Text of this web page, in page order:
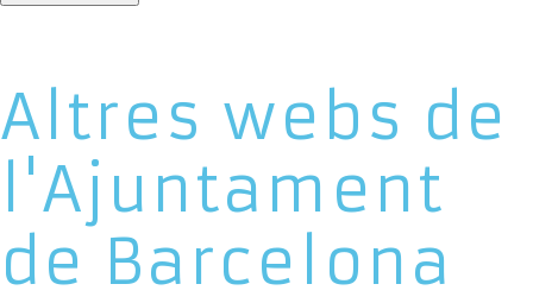
Altres webs de
l'Ajuntament
de Barcelona